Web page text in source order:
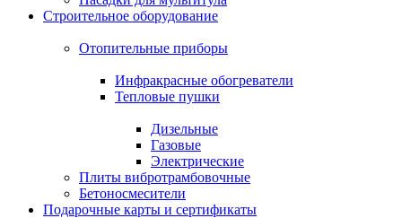
Строительное оборудование
Отопительные приборы
Инфракрасные обогреватели
Тепловые пушки
Дизельные
Газовые
Электрические
Плиты вибротрамбовочные
Бетоносмесители
Подарочные карты и сертификаты